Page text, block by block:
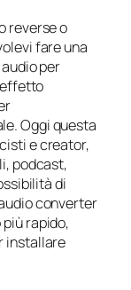
reverse o
fare una
per
Oggi questa
e creator,
podcast,
di
converter
rapido,
installare